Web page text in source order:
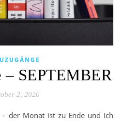
– SEPTEMBER
2, 2020